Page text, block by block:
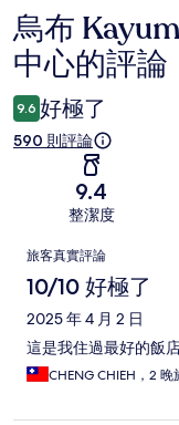
評
論
烏布
中心的評論
9.6 好極了
590 則評論
9.4
整潔度
評
論
旅客真實評論
10/10 好極了
2025 年 4 月 2 日
這是我住過最好的飯
CHENG CHIEH，2 晚